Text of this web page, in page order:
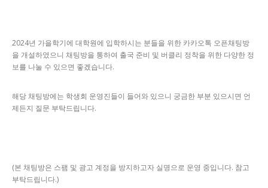
2024년 가을학기에 대학원에 입학하시는 분들을 위한 카카오톡 오픈채팅방
을 개설하였으니 채팅방을 통하여 출국 준비 및 버클리 정착을 위한 다양한 정
보를 나눌 수 있으면 좋겠습니다.
해당 채팅방에는 학생회 운영진들이 들어와 있으니 궁금한 부분 있으시면 언
제든지 질문 부탁드립니다.
(본 채팅방은 스팸 및 광고 계정을 방지하고자 실명으로 운영 중입니다. 참고
부탁드립니다.)